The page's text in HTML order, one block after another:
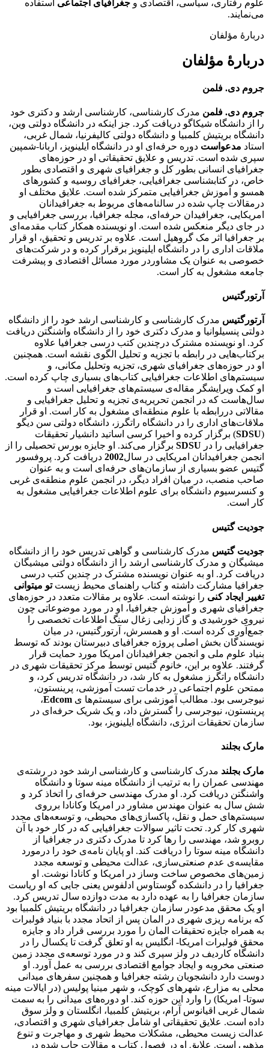
علوم رفتاری، سیاسی، اقتصادی و جغرافیای اجتماعی استفاده
می‌نمایند.
دربارهٔ مؤلفان
دربارهٔ مؤلفان
جروم دی. فلمن
جروم دی. فلمن مدرک کارشناسی، کارشناسی ارشد و دکتری خود
را از دانشگاه شیکاگو دریافت کرد. جز اینکه در دانشگاه دولتی وین،
دانشگاه بریتیش کلمبیا و دانشگاه دولتی کالیفرنیا، شمال غربی،
استاد مدعواست دوره حرفه‌ای او در دانشگاه ایلینویز، اربانا-شمپین
سپری شده است. تدریس و علایق تحقیقاتی او در حوزه‌های
جغرافیای انسانی بطور کل و جغرافیای شهری و اقتصادی بطور
خاص، در کتابشناسی جغرافیایی، جغرافیای روسیه و کشور‌های
همسو و آموزش جغرافیایی متمرکز شده است. علایق مختلف او
درمقالات چاپ شده در سالنامه‌های مربوط به جغرافیدانان
امریکایی، جغرافیدان حرفه‌ای، مجله جغرافیا، بررسی جغرافیایی و
در جای دیگر منعکس شده است. او نویسنده همکار کتاب مقدمه‌ای
بر جغرافیا اثر مک گروهیل است. علاوه بر تدریس و تحقیق، او قرار
ملاقات اداری را در دانشگاه ایلینویز برقرار کرده و در شرکت‌های
خصوصی به عنوان یک مشاوردر مورد مسائل اقتصادی و پیشرفت
جامعه مشغول به کار است.
آرتورگتیس
آرتورگتیس مدرک کارشناسی و کارشناسی ارشد خود را از دانشگاه
دولتی پنسیلوانیا و مدرک دکتری خود را از دانشگاه واشنگتن دریافت
کرد. او نویسنده مشترک درچندین کتب درسی جغرافیا علاوه
برکتاب‌هایی در رابطه با تجزیه و تحلیل الگوی نقشه است. همچنین
او در حوزه‌های جغرافیای شهری، تجزیه وتحلیل مکانی، و
سیستم‌های اطلاعات جغرافیایی کتاب‌های بسیاری چاپ کرده است.
او کمک ویرایشگر مقاله‌ی سیستم‌های جغرافیایی است و
سال‌هاست که در انجمن تحریریه‌ی تجزیه و تحلیل جغرافیایی و
مقالاتی دررابطه با علوم منطقه‌ای مشغول به کار است. او قرار
ملاقات‌های اداری را در دانشگاه راتگرز، دانشگاه دولتی سن دیگو
(
SDSU) برگزار کرده و اخیرا کرسی اساتید دانشیار تحقیقات
جغرافیایی را در SDSU برگزار می‌کند. او جایزه بورس تحصیلی را از
انجمن جغرافیدانان امریکایی در سال2002 دریافت کرد. پروفسور
گتیس عضو بسیاری از سازمان‌های حرفه‌ای است و به عنوان
صاحب منصب، در میان افراد دیگر، در انجمن علوم منطقه‌ی غربی
و کنسرسیوم دانشگاه برای علوم اطلاعات جغرافیایی مشغول به
کار است.
جودیت گتیس
جودیت گتیس مدرک کارشناسی و گواهی تدریس خود را از دانشگاه
میشیگان و مدرک کارشناسی ارشد را از دانشگاه دولتی میشیگان
دریافت کرد. او به عنوان نویسنده مشترک در چندین کتب درسی
جغرافیا مشارکت داشته و کتاب راهنمای محیط زیستتو میتوانی
تغییر ایجاد کنی را نوشته است. علاوه بر مقالات متعدد در حوزه‌های
جغرافیای شهری و آموزش جغرافیا، او در مورد موضوعاتی چون
نیروی خورشیدی و گاز زدایی زغال سنگ اطلاعات تخصصی را
جمع‌آوری کرده است. او و همسرش، آرتورگتیس، در میان
نویسندگان بخش اصلی پروژه جغرافیای دبیرستان بودند که توسط
بنیاد علوم ملی و انجمن جغرافیدانان امریکا مورد حمایت قرار
گرفتند. علاوه بر این، خانوم گتیس توسط مرکز تحقیقات شهری در
دانشگاه راتگرز مشغول به کار شد، در دانشگاه تدریس کرد، و
ممتحن علوم اجتماعی در خدمات تست آموزشی، پرینستون،
نیوجرسی بود. مطالب آموزشی برای سیستم‌ها ی Edcom،
پرینستون، نیوجرسی را گسترش داد، و یک شریک حرفه‌ای در
سازمان تحقیقات انرژی، دانشگاه ایلینویز، بود.
مارک بجلند
مارک بجلند مدرک کارشناسی و کارشناسی ارشد خود در رشته‌ی
مهندسی عمران را به ترتیب از دانشگاه مینه سوتا و دانشگاه
واشنگتن دریافت کرد. او مدرک مهندسی حرفه‌ای را اتخاذ کرد و
شش سال به عنوان مهندس مشاور در امریکا وکانادا برروی
سیستم‌های حمل و نقل، پاکسازی‌های محیطی، و توسعه‌های مجدد
شهری کار کرد. تحت تاثیر سوالات جغرافیایی که در کار خود با آن
روبرو شد، مهندسی را رها کرد تا مدرک دکتری در جغرافیا از
دانشگاه مینه سوتا را دریافت کند. او پایان نامه‌ی خود را درمورد
مقایسه‌ی عدم صنعتی‌سازی، عدالت محیطی و توسعه مجدد
زمین‌های مخصوص ساخت وساز در امریکا و کانادا نوشت. او
جغرافیا را در دانشکده گوستاوس ادلفوس یعنی جایی که او ریاست
سازمان جغرافیا را به عهده دارد به مدت دوازده سال تدریس کرد.
او یک محقق مدعودر سازمان جغرافیا در دانشگاه بریتیش کلمبیا بود
که برنامه ریزی شهری در المان پس از اتحاد مجدد با بنیاد فولبرات
به همراه جایزه تحقیقات المان را مورد بررسی قرار داد و جایزه
محقق فولبرات امریکا- انگلیس به او تعلق گرفت تا یکسال را در
دانشگاه کاردیف در ولز سپری کند و در مورد توسعه‌ی مجدد زمین
صنعتی مخروبه و ایجاد جوامع اقتصادی بررسی به عمل آورد. او
دوست دارد دانشجویان رشته جغرافیا و همچنین سفرهای میدانی
محلی به مزارع، شهرهای کوچک، و شهر مینیا پولیس (در ایالات مینه
سوتا- امریکا) را وارد این حوزه کند. او دوره‌های میدانی را به سمت
شمال غربی اقیانوس آرام، بریتیش کلمبیا، انگلستان و ولز سوق
داده است. علایق تحقیقاتی او شامل جغرافیای شهری و اقتصادی،
عدالت زیست محیطی، مشکلات محیط شهری و مهاجرت و تنوع
مذهبی است. علایق او در فصول کتاب و مقالات چاپ شده در